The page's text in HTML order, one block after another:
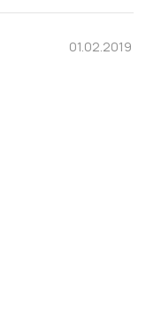
01.02.2019